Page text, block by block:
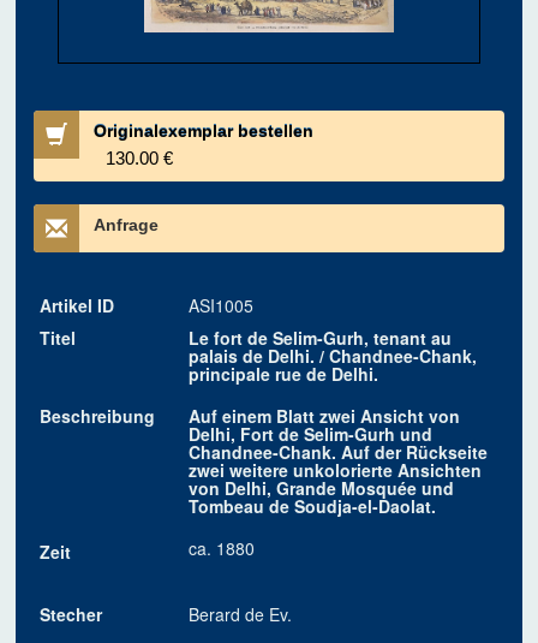
Originalexemplar bestellen
130.00 €
Anfrage
Artikel ID
ASI1005
Titel
Le fort de Selim-Gurh, tenant au
palais de Delhi. / Chandnee-Chank,
principale rue de Delhi.
Beschreibung
Auf einem Blatt zwei Ansicht von
Delhi, Fort de Selim-Gurh und
Chandnee-Chank. Auf der Rückseite
zwei weitere unkolorierte Ansichten
von Delhi, Grande Mosquée und
Tombeau de Soudja-el-Daolat.
Zeit
ca. 1880
Stecher
Berard de Ev.